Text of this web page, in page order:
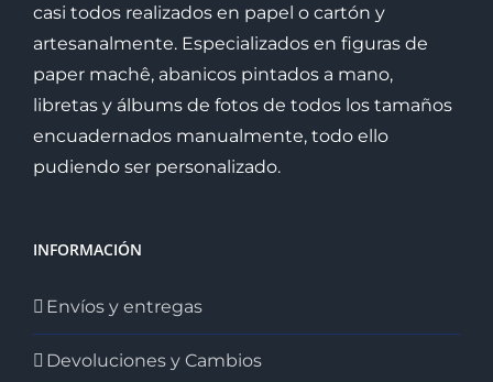
casi todos realizados en papel o cartón y
artesanalmente. Especializados en figuras de
paper machê, abanicos pintados a mano,
libretas y álbums de fotos de todos los tamaños
encuadernados manualmente, todo ello
pudiendo ser personalizado.
INFORMACIÓN
Envíos y entregas
Devoluciones y Cambios